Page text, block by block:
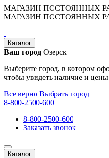
МАГАЗИН ПОСТОЯННЫХ
МАГАЗИН ПОСТОЯННЫХ
Каталог
Ваш город Озерск
Выберите город, в котором
чтобы увидеть наличие и цены.
Все верно Выбрать город
8-800-2500-600
8-800-2500-600
Заказать звонок
Каталог